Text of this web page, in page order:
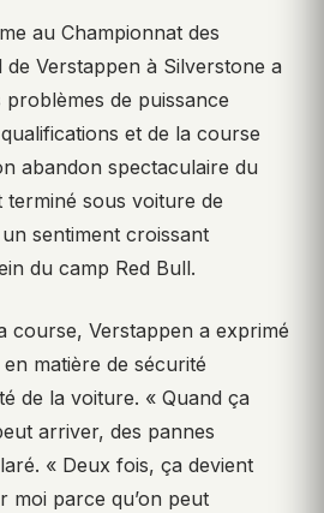
au Championnat des
de Verstappen à Silverstone a
de puissance
et de la course
abandon spectaculaire du
terminé sous voiture de
sentiment croissant
du camp Red Bull.
course, Verstappen a exprimé
matière de sécurité
de la voiture. « Quand ça
arriver, des pannes
« Deux fois, ça devient
moi parce qu’on peut